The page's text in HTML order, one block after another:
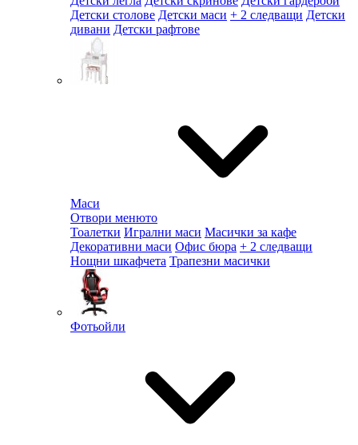
Детски столове Детски маси + 2 следващи Детски
дивани Детски рафтове
Маси
Отвори менюто
Тоалетки Игрални маси Масички за кафе
Декоративни маси Офис бюра + 2 следващи
Нощни шкафчета Трапезни масички
Фотьойли